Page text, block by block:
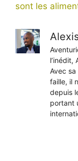
sont les
l’inédit,
Avec
faille, il
depuis
portant